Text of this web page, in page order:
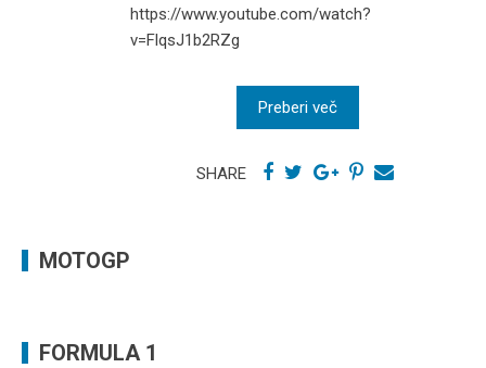
https://www.youtube.com/watch?
v=FlqsJ1b2RZg
Preberi več
SHARE
MOTOGP
FORMULA 1